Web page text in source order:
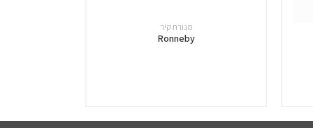
מנורת קיר
Ronneby